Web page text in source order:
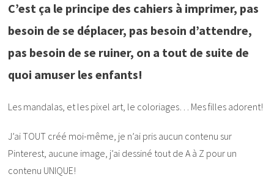
C’est ça le principe des cahiers à imprimer, pas
besoin de se déplacer, pas besoin d’attendre,
pas besoin de se ruiner, on a tout de suite de
quoi amuser les enfants!
Les mandalas, et les pixel art, le coloriages… Mes filles adorent!
J’ai TOUT créé moi-même, je n’ai pris aucun contenu sur
Pinterest, aucune image, j’ai dessiné tout de A à Z pour un
contenu UNIQUE!